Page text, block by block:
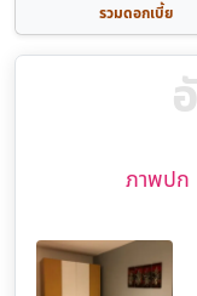
รวมดอกเบี้ย
ภาพปก